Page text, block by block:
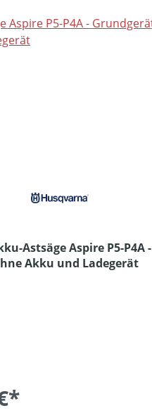
Astsäge Aspire P5-P4A -
Akku und Ladegerät